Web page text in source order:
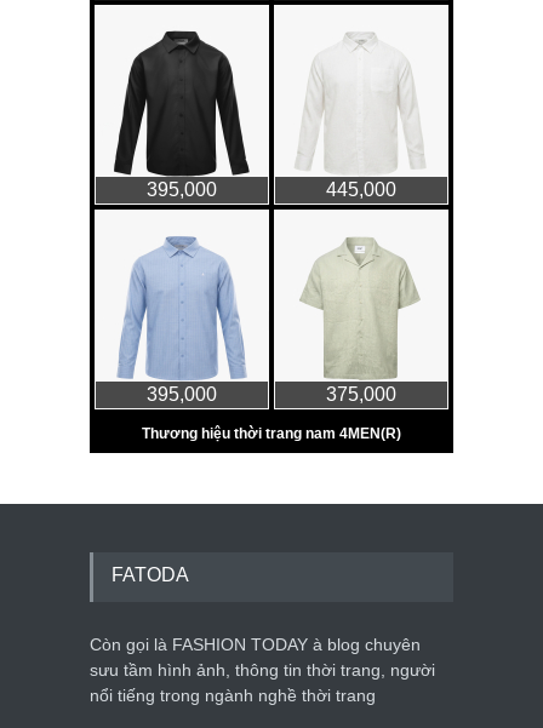
FATODA
Còn gọi là FASHION TODAY à blog chuyên
sưu tầm hình ảnh, thông tin thời trang, người
nổi tiếng trong ngành nghề thời trang